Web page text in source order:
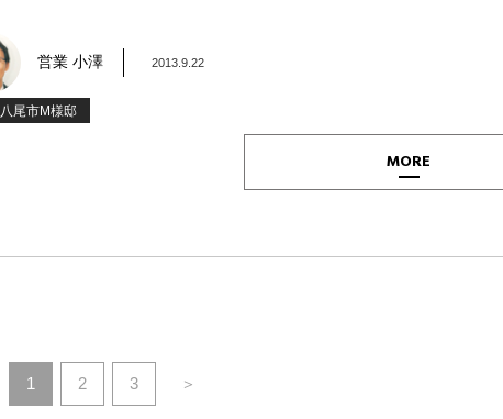
営業 小澤 2013.9.22
尾市M様邸
MORE
1 2 3 ＞